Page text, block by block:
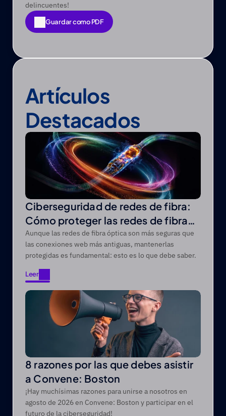
delincuentes!
Guardar como PDF
Guardar como PDF
Artículos
Destacados
Ciberseguridad de redes de fibra:
Cómo proteger las redes de fibra
óptica de las amenazas modernas
Aunque las redes de fibra óptica son más seguras que
las conexiones web más antiguas, mantenerlas
protegidas es fundamental: esto es lo que debe saber.
Leer
Leer
8 razones por las que debes asistir
a Convene: Boston
¡Hay muchísimas razones para unirse a nosotros en
agosto de 2026 en Convene: Boston y participar en el
futuro de la ciberseguridad!